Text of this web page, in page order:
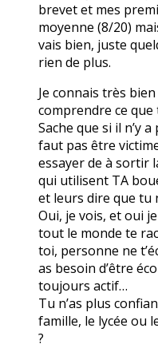
brevet et mes
moyenne (8/20)
vais bien, juste
rien de plus.
Je connais très
comprendre ce que
Sache que si il n’y
faut pas être
essayer de à sortir
qui utilisent TA
et leurs dire que tu
Oui, je vois, et oui
tout le monde te
toi, personne ne
as besoin d’être
toujours actif…
Tu n’as plus
famille, le lycée ou
?